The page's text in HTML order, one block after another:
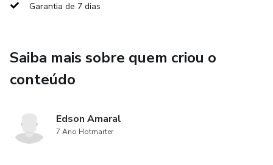
Garantia de 7 dias
Saiba mais sobre quem criou o
conteúdo
Edson Amaral
7 Ano Hotmarter